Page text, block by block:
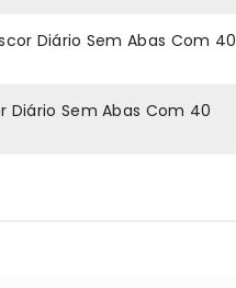
Diário Sem Abas Com 40
Diário Sem Abas Com 40